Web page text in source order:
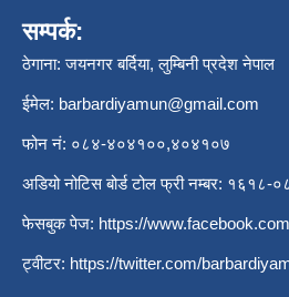
सम्पर्क:
ठेगाना: जयनगर बर्दिया, लुम्बिनी प्रदेश नेपाल
ईमेल: barbardiyamun@gmail.com
फोन नं: ०८४-४०४१००,४०४१०७
अडियो नोटिस बोर्ड टोल फ्री नम्बर:
फेसबुक पेज: https://
ट्वीटर: https://twitter.com/